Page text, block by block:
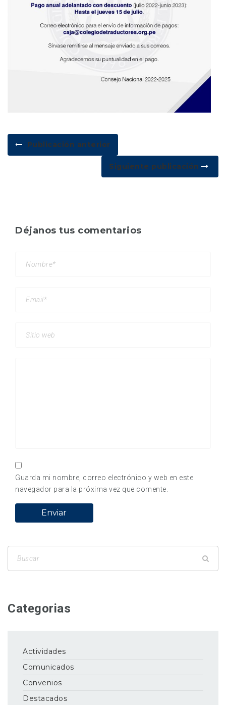
Publicación anterior
Siguiente publicación
Déjanos tus comentarios
Guarda mi nombre, correo electrónico y web en este
navegador para la próxima vez que comente.
Categorias
Actividades
Comunicados
Convenios
Destacados